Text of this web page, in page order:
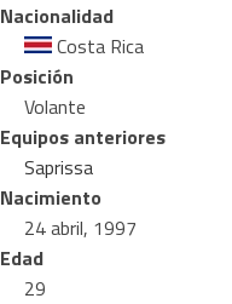
Nacionalidad
Costa Rica
Posición
Volante
Equipos anteriores
Saprissa
Nacimiento
24 abril, 1997
Edad
29